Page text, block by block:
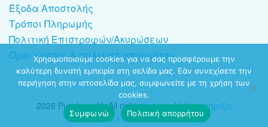
Έξοδα Αποστολής
Τρόποι Πληρωμής
Πολιτική Επιστροφών/Ακυρώσεων
Όροι χρήσης & πολιτική απορρήτου
2026 Puzzleworld. All rights reserved |Υποστήριξη
ιστοσελίδων-dezitech.
Χρησιμοποιούμε cookies για να σας προσφέρουμε την
καλύτερη δυνατή εμπειρία στη σελίδα μας. Εάν συνεχίσετε την
περιήγηση στην ιστοσελίδα μας, συμφωνείτε με τη χρήση των
cookies.
Συμφωνώ
Πολιτική απορρήτου